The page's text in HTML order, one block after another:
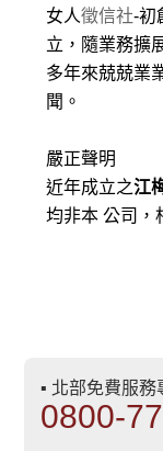
女人徵信社-初
立，隨業務擴
多年來兢兢業
聞。
嚴正聲明
近年成立之江
均非本 公司，
▪ 北部免費服務
0800-